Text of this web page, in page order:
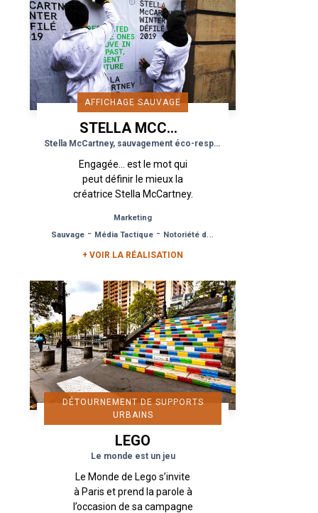
AFFICHAGE SAUVAGE
STELLA MCCARTNEY
Stella McCartney, sauvagement éco-responsable
Engagée… est le mot qui
peut définir le mieux la
créatrice Stella McCartney.
à la maison de couture
pour sa première prise de
parole un...
Marketing
Sauvage - Média Tactique - Notoriété de Marque
+ VOIR LA RÉALISATION
DÉTOURNEMENT DE SUPPORTS
URBAINS
LEGO
Le monde est un jeu
Le Monde de Lego s’invite
à Paris et prend la parole à
l’occasion de sa campagne